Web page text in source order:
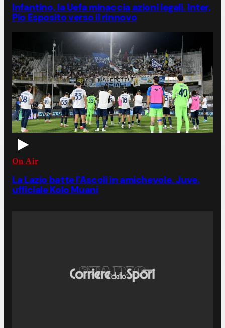
Infantino, la Uefa minaccia azioni legali. Inter,
Pio Esposito verso il rinnovo
On Air
La Lazio batte l'Ascoli in amichevole. Juve.
ufficiale Kolo Muani